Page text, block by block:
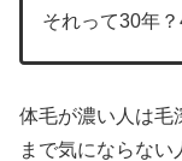
それって30年
体毛が濃い人は毛
まで気にならない